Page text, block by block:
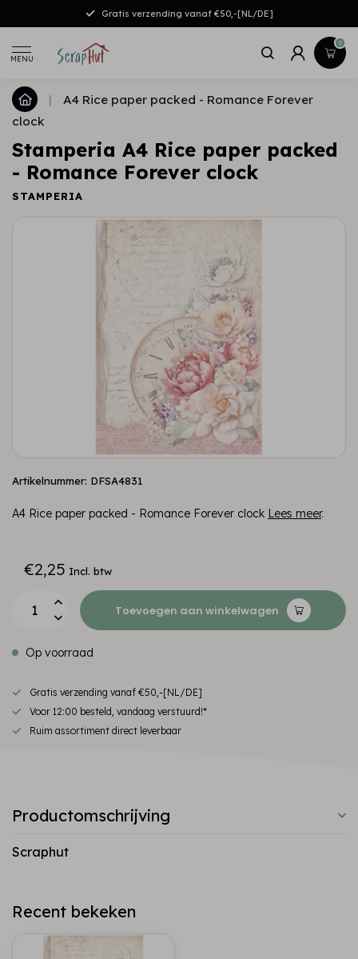
Gratis verzending vanaf €50,-[NL/DE]
MENU
0
|
A4 Rice paper packed - Romance Forever
clock
Stamperia A4 Rice paper packed
- Romance Forever clock
STAMPERIA
Artikelnummer: DFSA4831
A4 Rice paper packed - Romance Forever clock Lees meer.
€2,25 Incl. btw
Toevoegen aan winkelwagen
Op voorraad
Gratis verzending vanaf €50,-[NL/DE]
Voor 12:00 besteld, vandaag verstuurd!*
Ruim assortiment direct leverbaar
Productomschrijving
Scraphut
Recent bekeken